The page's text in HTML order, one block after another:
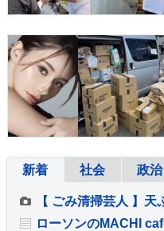
新着 社会 政治